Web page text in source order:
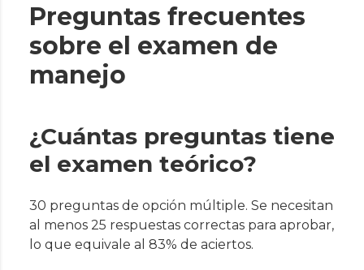
Preguntas frecuentes
sobre el examen de
manejo
¿Cuántas preguntas tiene
el examen teórico?
30 preguntas de opción múltiple. Se necesitan
al menos 25 respuestas correctas para aprobar,
lo que equivale al 83% de aciertos.